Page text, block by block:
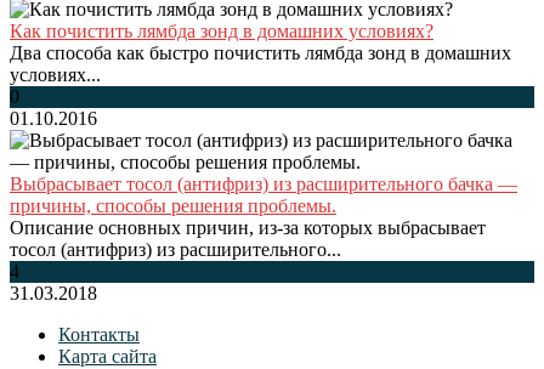
Как почистить лямбда зонд в домашних условиях?
Два способа как быстро почистить лямбда зонд в домашних
условиях...
0
01.10.2016
Выбрасывает тосол (антифриз) из расширительного бачка —
причины, способы решения проблемы.
Описание основных причин, из-за которых выбрасывает
тосол (антифриз) из расширительного...
4
31.03.2018
Контакты
Карта сайта